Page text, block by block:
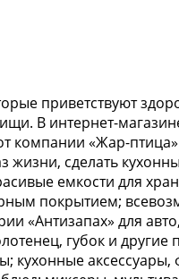
приветствуют
В интернет-
компании «Жар-
жизни, сделать
емкости для
покрытием;
«Антизапах» для
губок и другие
кухонные